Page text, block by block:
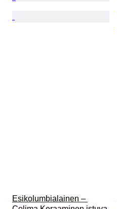
Esikolumbialainen –